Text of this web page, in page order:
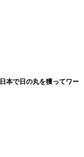
本で日の丸を獲ってワー